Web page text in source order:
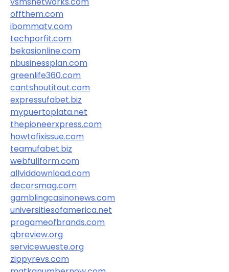
offthem.com
ibommatv.com
techporfit.com
bekasionline.com
nbusinessplan.com
greenlife360.com
cantshoutitout.com
expressufabet.biz
mypuertoplata.net
thepioneerxpress.com
howtofixissue.com
teamufabet.biz
webfullform.com
allviddownload.com
decorsmag.com
gamblingcasinonews.com
universitiesofamerica.net
progameofbrands.com
qbreview.org
servicewueste.org
zippyrevs.com